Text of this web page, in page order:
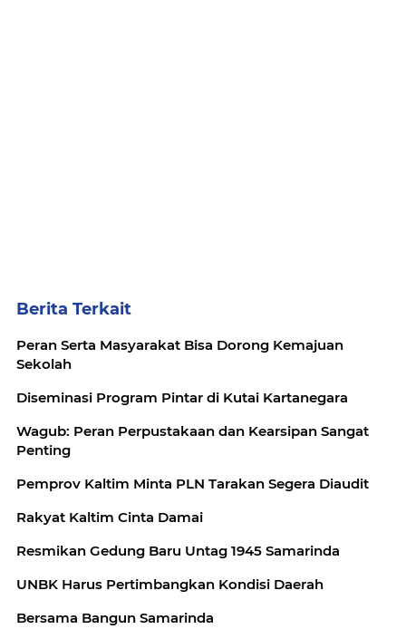
Berita Terkait
Peran Serta Masyarakat Bisa Dorong Kemajuan
Sekolah
Diseminasi Program Pintar di Kutai Kartanegara
Wagub: Peran Perpustakaan dan Kearsipan Sangat
Penting
Pemprov Kaltim Minta PLN Tarakan Segera Diaudit
Rakyat Kaltim Cinta Damai
Resmikan Gedung Baru Untag 1945 Samarinda
UNBK Harus Pertimbangkan Kondisi Daerah
Bersama Bangun Samarinda